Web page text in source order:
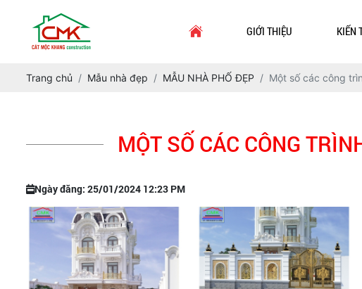
GIỚI THIỆU KIẾN
Trang chủ Mẫu nhà đẹp MẪU NHÀ PHỐ ĐẸP Một số các công
MỘT SỐ CÁC CÔNG
Ngày đăng: 25/01/2024 12:23 PM